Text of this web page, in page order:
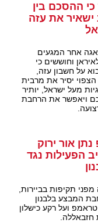
ההסכם בין
ישאיר את עזה
אחר המגעים
וחוששים כי
על חשבון עזה,
יסיר את מרבית
מעל ישראל, יותיר
ויאפשר את הרחבת
אור ירוק
הפעילות נגד
מפני תקיפות בביירות,
המבצע בלבנון
ועל רקע כישלון
חזבאללה.